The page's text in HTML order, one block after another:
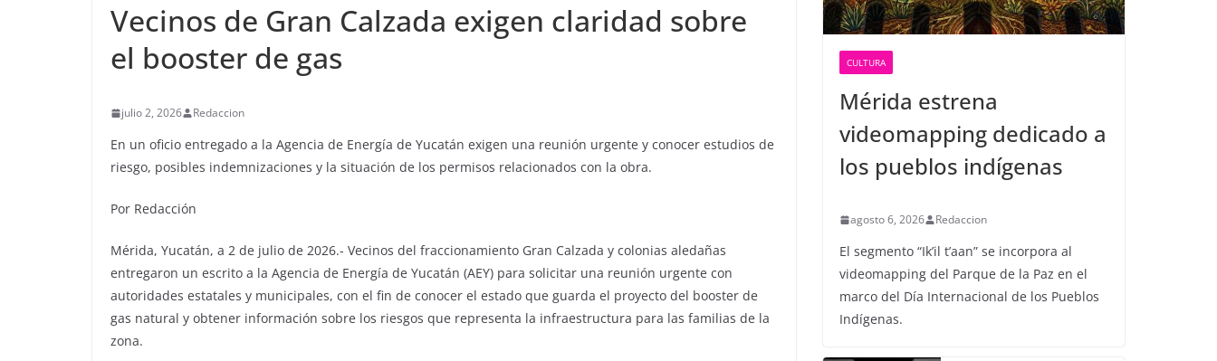
Vecinos de Gran Calzada exigen claridad sobre
el booster de gas
julio 2, 2026 Redaccion
En un oficio entregado a la Agencia de Energía de Yucatán exigen una reunión urgente y conocer estudios de
riesgo, posibles indemnizaciones y la situación de los permisos relacionados con la obra.
Por Redacción
Mérida, Yucatán, a 2 de julio de 2026.- Vecinos del fraccionamiento Gran Calzada y colonias aledañas
entregaron un escrito a la Agencia de Energía de Yucatán (AEY) para solicitar una reunión urgente con
autoridades estatales y municipales, con el fin de conocer el estado que guarda el proyecto del booster de
gas natural y obtener información sobre los riesgos que representa la infraestructura para las familias de la
zona.
CULTURA
Mérida estrena
videomapping dedicado a
los pueblos indígenas
agosto 6, 2026 Redaccion
El segmento “Ik’il t’aan” se incorpora al
videomapping del Parque de la Paz en el
marco del Día Internacional de los Pueblos
Indígenas.